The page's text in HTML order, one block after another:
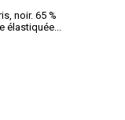
noir. 65 %
élastiquée...